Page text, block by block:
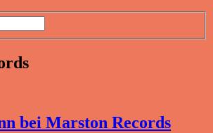
bei Marston Records